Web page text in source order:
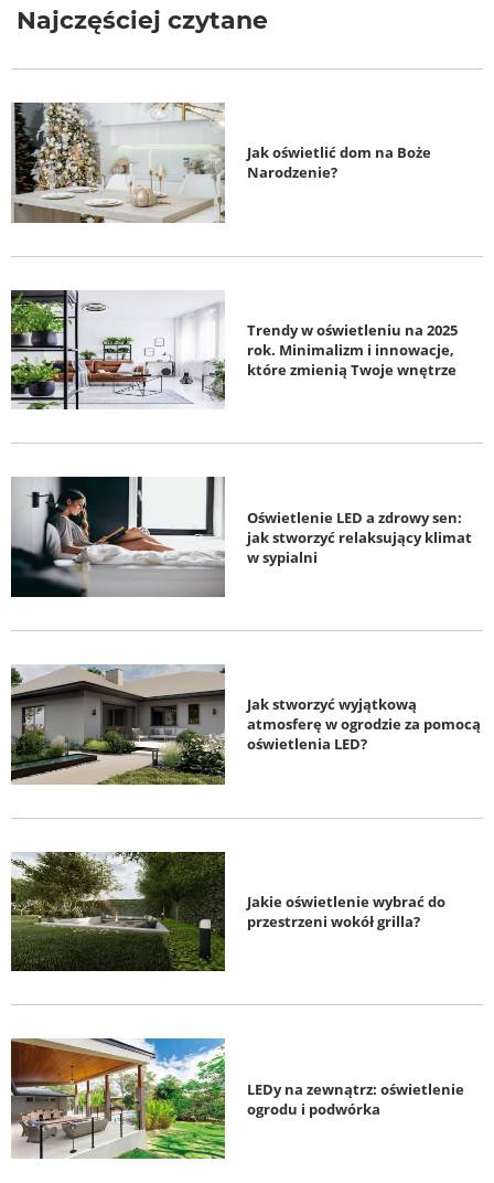
Najczęściej czytane
Jak oświetlić dom na Boże
Narodzenie?
Trendy w oświetleniu na 2025
rok. Minimalizm i innowacje,
które zmienią Twoje wnętrze
Oświetlenie LED a zdrowy sen:
jak stworzyć relaksujący klimat
w sypialni
Jak stworzyć wyjątkową
atmosferę w ogrodzie za pomocą
oświetlenia LED?
Jakie oświetlenie wybrać do
przestrzeni wokół grilla?
LEDy na zewnątrz: oświetlenie
ogrodu i podwórka